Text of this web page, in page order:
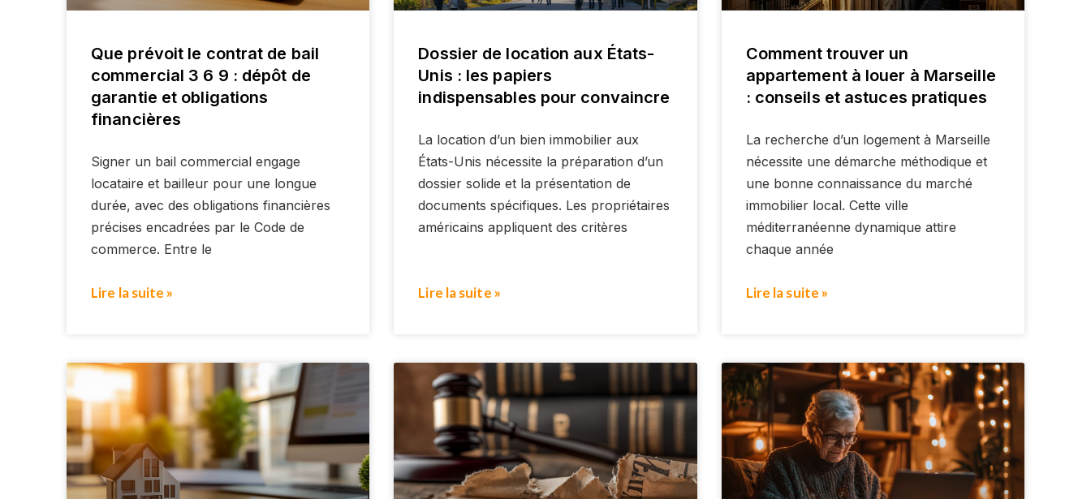
Que prévoit le contrat de bail
commercial 3 6 9 : dépôt de
garantie et obligations
financières
Signer un bail commercial engage
locataire et bailleur pour une longue
durée, avec des obligations financières
précises encadrées par le Code de
commerce. Entre le
Lire la suite »
Dossier de location aux États-
Unis : les papiers
indispensables pour convaincre
La location d’un bien immobilier aux
États-Unis nécessite la préparation d’un
dossier solide et la présentation de
documents spécifiques. Les propriétaires
américains appliquent des critères
Lire la suite »
Comment trouver un
appartement à louer à Marseille
: conseils et astuces pratiques
La recherche d’un logement à Marseille
nécessite une démarche méthodique et
une bonne connaissance du marché
immobilier local. Cette ville
méditerranéenne dynamique attire
chaque année
Lire la suite »